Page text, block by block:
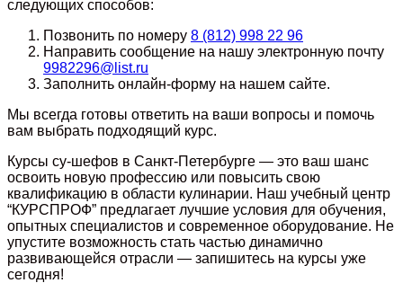
следующих способов:
Позвонить по номеру 8 (812) 998 22 96
Направить сообщение на нашу электронную почту
9982296@list.ru
Заполнить онлайн-форму на нашем сайте.
Мы всегда готовы ответить на ваши вопросы и помочь
вам выбрать подходящий курс.
Курсы су-шефов в Санкт-Петербурге — это ваш шанс
освоить новую профессию или повысить свою
квалификацию в области кулинарии. Наш учебный центр
“КУРСПРОФ” предлагает лучшие условия для обучения,
опытных специалистов и современное оборудование. Не
упустите возможность стать частью динамично
развивающейся отрасли — запишитесь на курсы уже
сегодня!